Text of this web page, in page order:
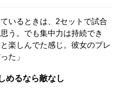
いるときは、2セットで試合
う。でも集中力は持続でき
楽しんでた感じ。彼女のプレ
た」
めるなら敵なし